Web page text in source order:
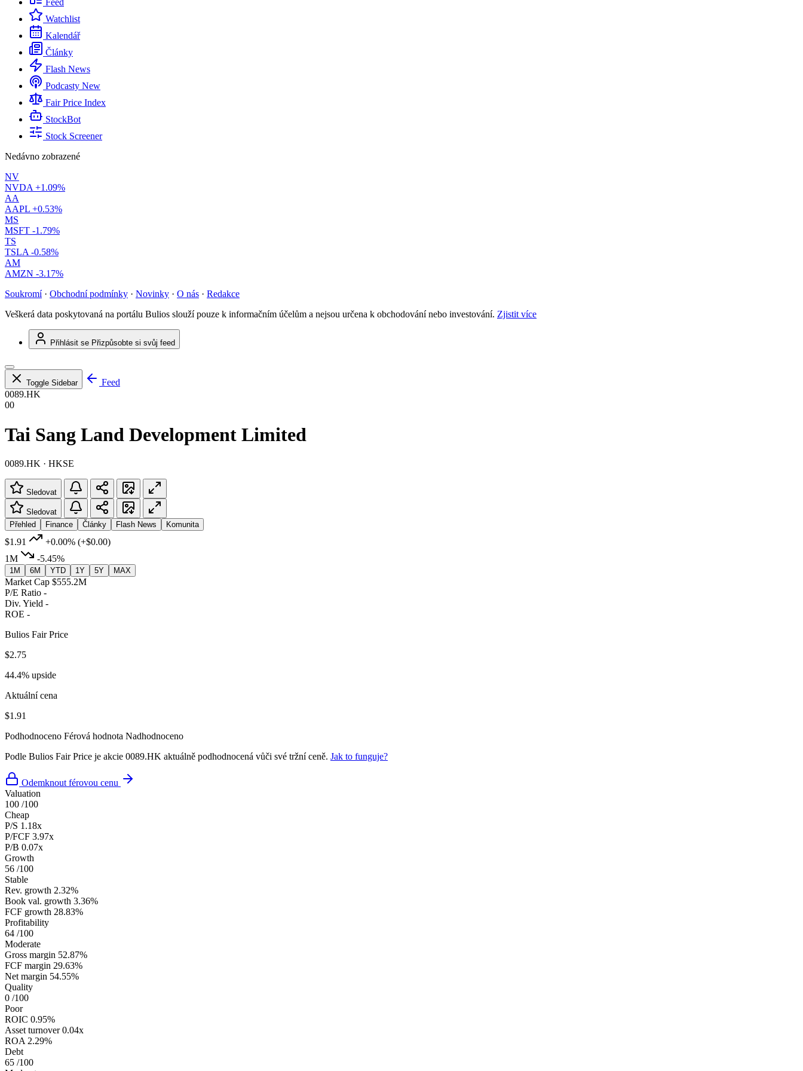
Feed
Watchlist
Kalendář
Články
Flash News
Podcasty New
Fair Price Index
StockBot
Stock Screener
Nedávno zobrazené
NV
NVDA +1.09%
AA
AAPL +0.53%
MS
MSFT -1.79%
TS
TSLA -0.58%
AM
AMZN -3.17%
Soukromí · Obchodní podmínky · Novinky · O nás · Redakce
Veškerá data poskytovaná na portálu Bulios slouží pouze k informačním účelům a nejsou určena k obchodování nebo investování. Zjistit více
Přihlásit se Přizpůsobte si svůj feed
Toggle Sidebar
Feed
0089.HK
00
Tai Sang Land Development Limited
0089.HK · HKSE
Sledovat
Sledovat
Přehled
Finance Články Flash News Komunita
$1.91 +0.00% (+$0.00)
1M
-5.45%
1M 6M YTD 1Y 5Y MAX
Market Cap $555.2M
P/E Ratio -
Div. Yield -
ROE -
Bulios Fair Price
$2.75
44.4% upside
Aktuální cena
$1.91
Podhodnoceno Férová hodnota Nadhodnoceno
Podle Bulios Fair Price je akcie 0089.HK aktuálně podhodnocená vůči své tržní ceně. Jak to funguje?
Odemknout férovou cenu
Valuation
100 /100
Cheap
P/S 1.18x
P/FCF 3.97x
P/B 0.07x
Growth
56 /100
Stable
Rev. growth 2.32%
Book val. growth 3.36%
FCF growth 28.83%
Profitability
64 /100
Moderate
Gross margin 52.87%
FCF margin 29.63%
Net margin 54.55%
Quality
0 /100
Poor
ROIC 0.95%
Asset turnover 0.04x
ROA 2.29%
Debt
65 /100